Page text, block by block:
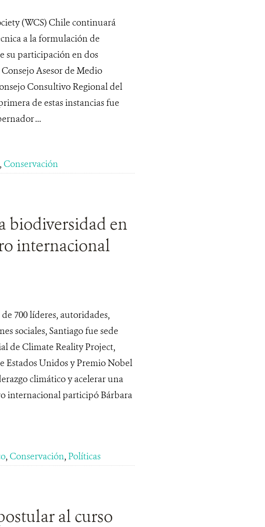
(WCS) Chile continuará
a la formulación de
su participación en dos
Asesor de Medio
Consultivo Regional del
de estas instancias fue
...
Conservación
biodiversidad en
internacional
700 líderes, autoridades,
sociales, Santiago fue sede
de Climate Reality Project,
Estados Unidos y Premio Nobel
climático y acelerar una
internacional participó Bárbara
, Conservación, Políticas
al curso